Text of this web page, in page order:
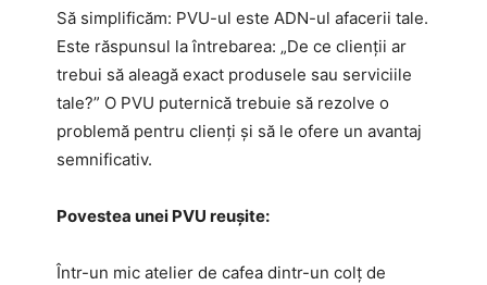
Să simplificăm: PVU-ul este ADN-ul afacerii tale.
Este răspunsul la întrebarea: „De ce clienții ar
trebui să aleagă exact produsele sau serviciile
tale?” O PVU puternică trebuie să rezolve o
problemă pentru clienți și să le ofere un avantaj
semnificativ.
Povestea unei PVU reușite:
Într-un mic atelier de cafea dintr-un colț de